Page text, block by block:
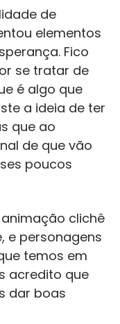
de
elementos
Fico
se tratar de
é algo que
a ideia de ter
que ao
de que vão
poucos
clichê
e personagens
temos em
acredito que
dar boas